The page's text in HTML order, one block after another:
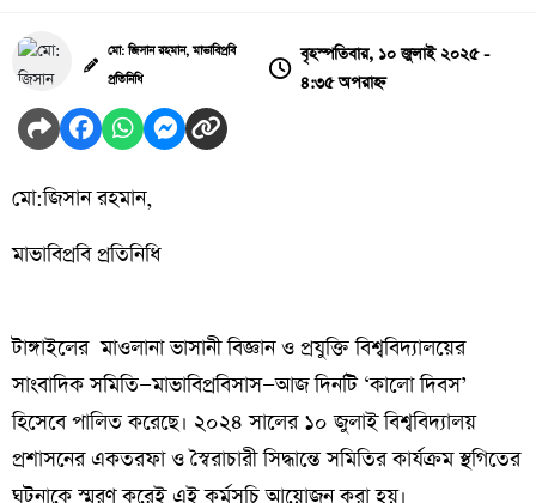
মো: জিসান রহমান, মাভাবিপ্রবি
প্রতিনিধি
বৃহস্পতিবার, ১০ জুলাই ২০২৫ -
৪:৩৫ অপরাহ্ন
মো:জিসান রহমান,‎
‎মাভাবিপ্রবি প্রতিনিধি
‎টাঙ্গাইলের মাওলানা ভাসানী বিজ্ঞান ও প্রযুক্তি বিশ্ববিদ্যালয়ের
সাংবাদিক সমিতি—মাভাবিপ্রবিসাস—আজ দিনটি ‘কালো দিবস’
হিসেবে পালিত করেছে। ২০২৪ সালের ১০ জুলাই বিশ্ববিদ্যালয়
প্রশাসনের একতরফা ও স্বৈরাচারী সিদ্ধান্তে সমিতির কার্যক্রম স্থগিতের
ঘটনাকে স্মরণ করেই এই কর্মসূচি আয়োজন করা হয়।